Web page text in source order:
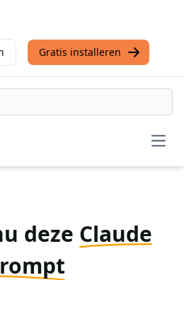
Gratis installeren
deze Claude